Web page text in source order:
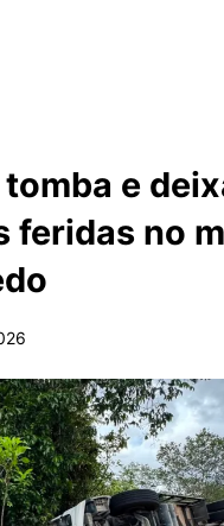
e
feridas no